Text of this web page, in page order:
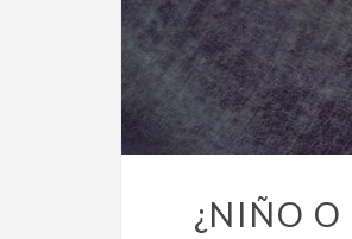
¿NIÑO O